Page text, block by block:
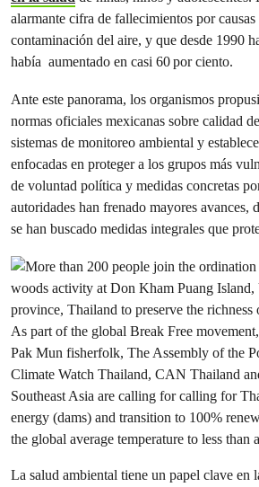
alarmante cifra de fallecimientos por
contaminación del aire, y que desde 1990
había aumentado en casi 60 por ciento.
Ante este panorama, los organismos
normas oficiales mexicanas sobre calidad
sistemas de monitoreo ambiental y
enfocadas en proteger a los grupos más
de voluntad política y medidas concretas
autoridades han frenado mayores avances,
se han buscado medidas integrales que
La salud ambiental tiene un papel clave en